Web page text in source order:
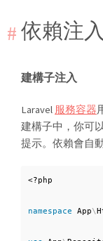
依賴注
建構子注入
Laravel 服務容器
建構子中，你可
提示。依賴會自
<?php
namespace App\